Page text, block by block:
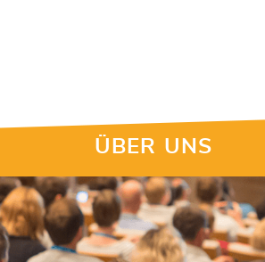
ÜBER UNS